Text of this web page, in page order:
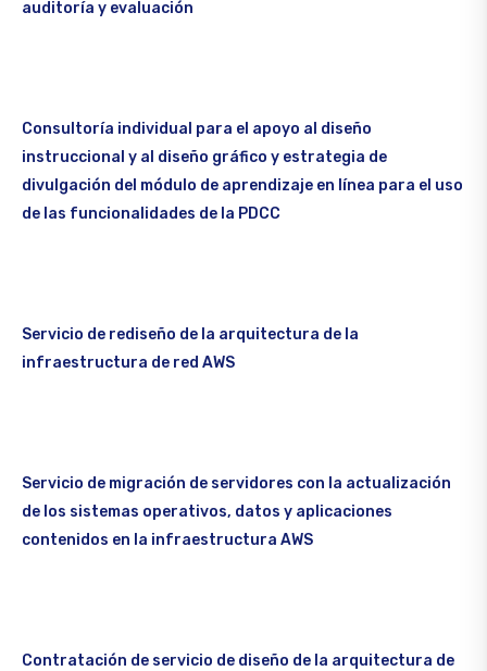
auditoría y evaluación
Consultoría individual para el apoyo al diseño
instruccional y al diseño gráfico y estrategia de
divulgación del módulo de aprendizaje en línea para el uso
de las funcionalidades de la PDCC
Servicio de rediseño de la arquitectura de la
infraestructura de red AWS
Servicio de migración de servidores con la actualización
de los sistemas operativos, datos y aplicaciones
contenidos en la infraestructura AWS
Contratación de servicio de diseño de la arquitectura de